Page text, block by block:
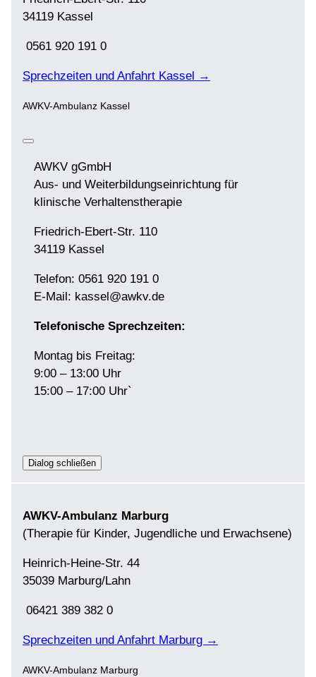
34119 Kassel
0561 920 191 0
Sprechzeiten und Anfahrt Kassel →
AWKV-Ambulanz Kassel
AWKV gGmbH
Aus- und Weiterbildungseinrichtung für
klinische Verhaltenstherapie
Friedrich-Ebert-Str. 110
34119 Kassel
Telefon: 0561 920 191 0
E-Mail: kassel@awkv.de
Telefonische Sprechzeiten:
Montag bis Freitag:
9:00 – 13:00 Uhr
15:00 – 17:00 Uhr`
Dialog schließen
AWKV-Ambulanz Marburg
(Therapie für Kinder, Jugendliche und Erwachsene)
Heinrich-Heine-Str. 44
35039 Marburg/Lahn
06421 389 382 0
Sprechzeiten und Anfahrt Marburg →
AWKV-Ambulanz Marburg